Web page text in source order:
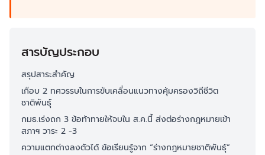
สารบัญประกอบ
สรุปสาระสำคัญ
เกือบ 2 ทศวรรษในการขับเคลื่อนแนวทางคุ้มครองวิถีชีวิต
ชาติพันธุ์
กมธ.เร่งถก 3 ข้อท้าทายให้จบใน ส.ค.นี้ ส่งต่อร่างกฎหมายเข้า
สภาฯ วาระ 2 -3
ความแตกต่างลงตัวได้ ข้อเรียนรู้จาก “ร่างกฎหมายชาติพันธุ์”